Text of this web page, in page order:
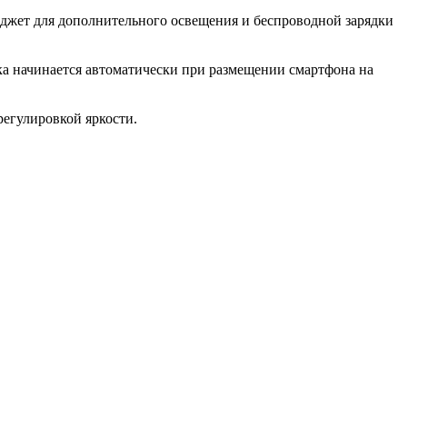
для дополнительного освещения и беспроводной зарядки
автоматически при размещении смартфона на
яркости.